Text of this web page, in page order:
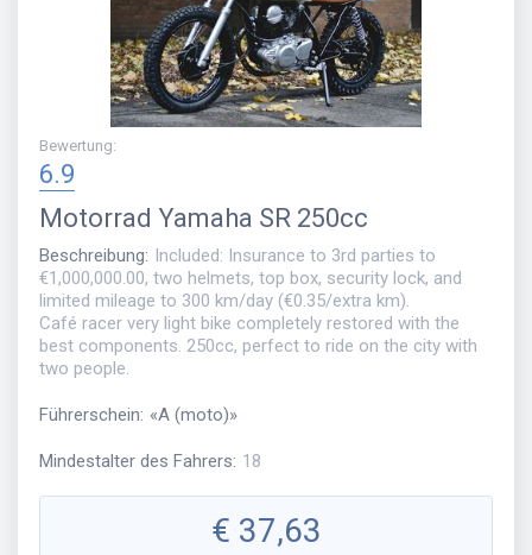
Bewertung:
6.9
Motorrad Yamaha SR 250cc
Beschreibung: Included: Insurance to 3rd parties to
€1,000,000.00, two helmets, top box, security lock, and
limited mileage to 300 km/day (€0.35/extra km).
Café racer very light bike completely restored with the
best components. 250cc, perfect to ride on the city with
two people.
Führerschein: «A (moto)»
Mindestalter des Fahrers: 18
€ 37,63